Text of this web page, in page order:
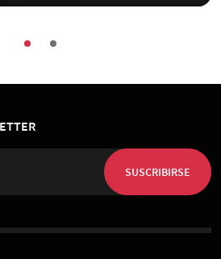
SUSCRIBIRSE